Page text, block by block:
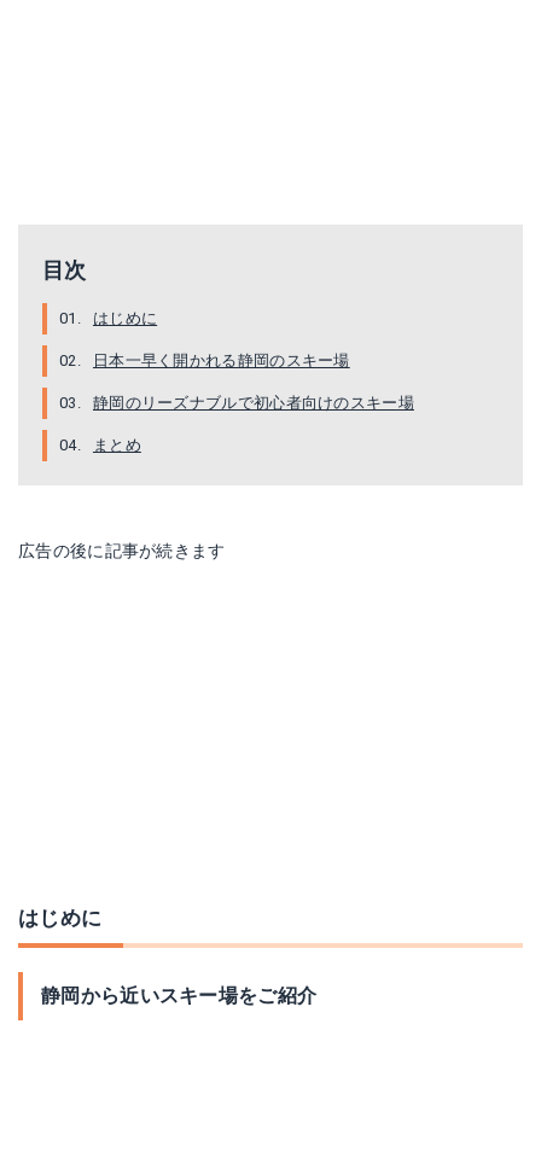
目次
はじめに
日本一早く開かれる静岡のスキー場
静岡のリーズナブルで初心者向けのスキー場
まとめ
広告の後に記事が続きます
はじめに
静岡から近いスキー場をご紹介